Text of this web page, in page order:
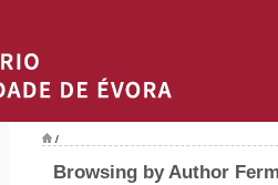
/
Browsing by Author